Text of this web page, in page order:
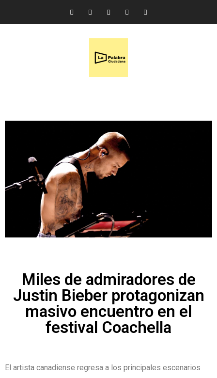
Miles de admiradores de
Justin Bieber protagonizan
masivo encuentro en el
festival Coachella
El artista canadiense regresa a los principales escenarios